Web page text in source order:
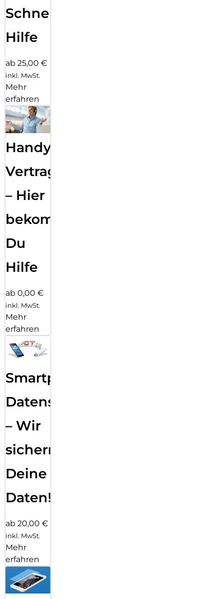
Schnelle
Hilfe
ab 25,00 €
inkl. MwSt.
Mehr
erfahren
Handy
Vertragsabwicklung
– Hier
bekommst
Du
Hilfe
ab 0,00 €
inkl. MwSt.
Mehr
erfahren
Smartphone
Datensicherung
– Wir
sichern
Deine
Daten!
ab 20,00 €
inkl. MwSt.
Mehr
erfahren